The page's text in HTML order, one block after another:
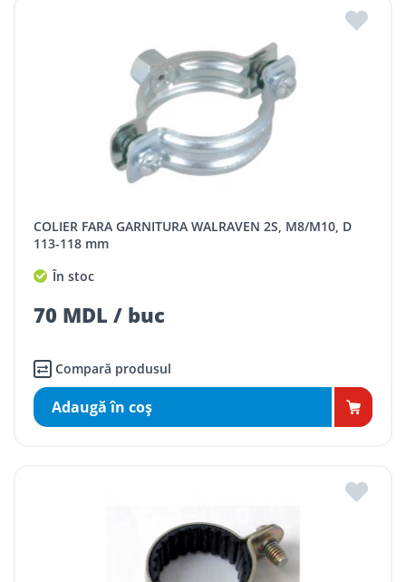
COLIER FARA GARNITURA WALRAVEN 2S, M8/M10, D
113-118 mm
În stoc
70 MDL / buc
Compară produsul
Adaugă în coş